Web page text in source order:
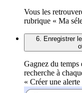
Vous les
rubrique « Ma
6. Enregistrer
Gagnez du temps
recherche à
« Créer une alerte